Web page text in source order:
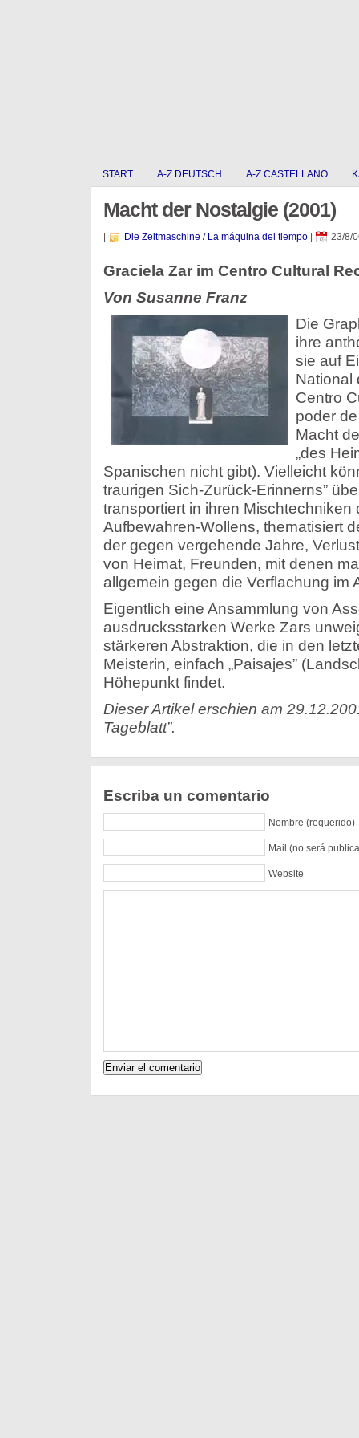
START A-Z DEUTSCH A-Z CASTELLANO
Macht der Nostalgie (2001)
Die Zeitmaschine / La máquina del tiempo| 23/8/
Graciela Zar im Centro Cultural
Von Susanne Franz
Die
ihre
sie auf
National
Centro
poder
Macht
„des
Spanischen nicht gibt). Vielleicht
traurigen Sich-Zurück-Erinnerns”
transportiert in ihren Mischtechniken
Aufbewahren-Wollens, thematisiert
der gegen vergehende Jahre,
von Heimat, Freunden, mit denen
allgemein gegen die Verflachung im
Eigentlich eine Ansammlung von
ausdrucksstarken Werke Zars
stärkeren Abstraktion, die in den
Meisterin, einfach „Paisajes”
Höhepunkt findet.
Dieser Artikel erschien am
Tageblatt”.
Escriba un comentario
Nombre (requerido)
Mail (no será
Website